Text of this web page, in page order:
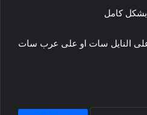
النايل سات او على عرب سات